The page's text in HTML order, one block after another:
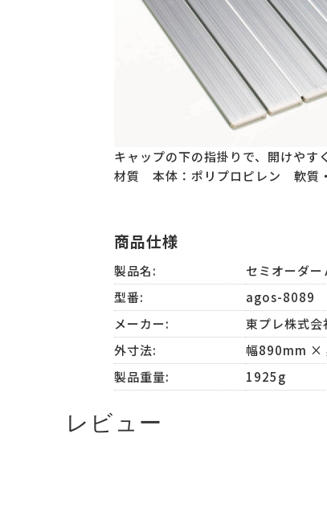
キャップの下の指掛りで、開けやす
材質 本体：ポリプロピレン 軟質
商品仕様
製品名:
セミオーダ
型番:
agos-8089
メーカー:
東プレ株式会
外寸法:
幅890mm ×
製品重量:
1925g
レビュー